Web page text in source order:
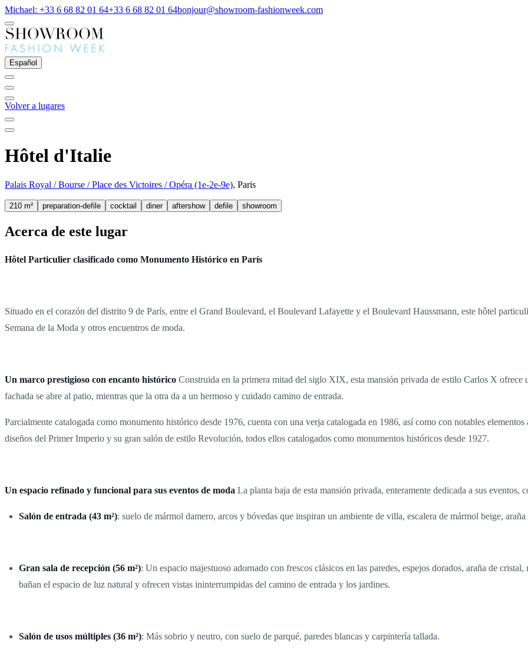
Michael: +33 6 68 82 01 64+33 6 68 82 01 64bonjour@showroom-fashionweek.com
Español
Volver a lugares
Hôtel d'Italie
Palais Royal / Bourse / Place des Victoires / Opéra (1e-2e-9e), Paris
210 m² preparation-defile cocktail diner aftershow defile showroom
Acerca de este lugar
Hôtel Particulier clasificado como Monumento Histórico en París
Situado en el corazón del distrito 9 de París, entre el Grand Boulevard, el Boulevard Lafayette y el Boulevard Haussmann, este hôtel
Semana de la Moda y otros encuentros de moda.
Un marco prestigioso con encanto histórico Construida en la primera mitad del siglo XIX, esta mansión privada de estilo Carlos X ofrece
fachada se abre al patio, mientras que la otra da a un hermoso y cuidado camino de entrada.
Parcialmente catalogada como monumento histórico desde 1976, cuenta con una verja catalogada en 1986, así como con notables
diseños del Primer Imperio y su gran salón de estilo Revolución, todos ellos catalogados como monumentos históricos desde 1927.
Un espacio refinado y funcional para sus eventos de moda La planta baja de esta mansión privada, enteramente dedicada a sus eventos,
Salón de entrada (43 m²): suelo de mármol damero, arcos y bóvedas que inspiran un ambiente de villa, escalera de mármol beige, araña
Gran sala de recepción (56 m²): Un espacio majestuoso adornado con frescos clásicos en las paredes, espejos dorados, araña de
bañan el espacio de luz natural y ofrecen vistas ininterrumpidas del camino de entrada y los jardines.
Salón de usos múltiples (36 m²): Más sobrio y neutro, con suelo de parqué, paredes blancas y carpintería tallada.